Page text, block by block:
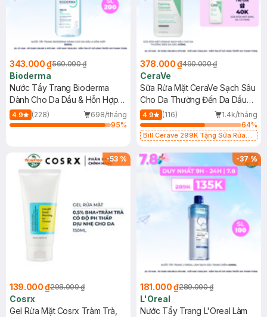
343.000 ₫560.000 ₫
Bioderma
Nước Tẩy Trang Bioderma
Dành Cho Da Dầu & Hỗn Hợp
500ml
4.9 (228)
698/tháng
95%
378.000 ₫490.000 ₫
CeraVe
Sữa Rửa Mặt CeraVe Sạch Sâu
Cho Da Thường Đến Da Dầu
473ml
4.9 (116)
1.4k/tháng
64%
Bill Cerave 299K Tặng Sữa Rửa
-53 %
139.000 ₫298.000 ₫
Cosrx
Gel Rửa Mặt Cosrx Tràm Trà,
-37%
181.000 ₫289.000 ₫
L'Oreal
Nước Tẩy Trang L'Oreal Làm